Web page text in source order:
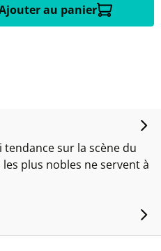
au panier
sur la scène du
plus nobles ne servent à